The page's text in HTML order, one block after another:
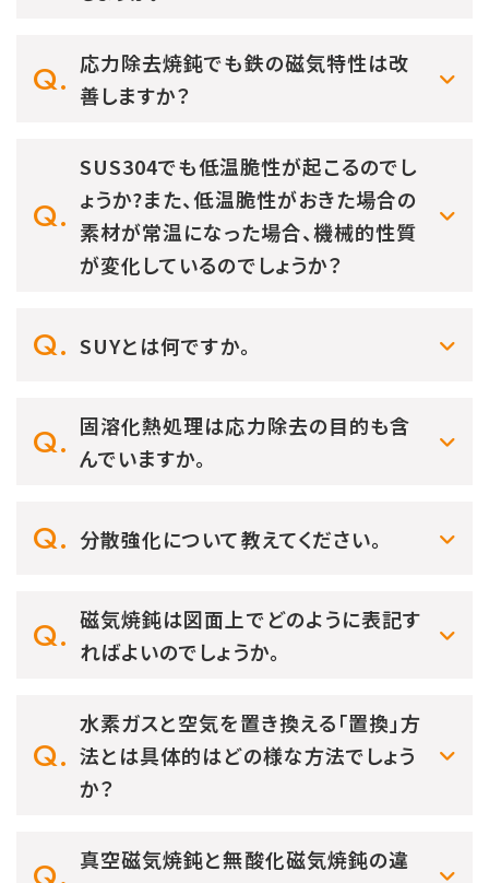
応力除去焼鈍でも鉄の磁気特性は改
善しますか？
SUS304でも低温脆性が起こるのでし
ょうか?また、低温脆性がおきた場合の
素材が常温になった場合、機械的性質
が変化しているのでしょうか？
SUYとは何ですか。
固溶化熱処理は応力除去の目的も含
んでいますか。
分散強化について教えてください。
磁気焼鈍は図面上でどのように表記す
ればよいのでしょうか。
水素ガスと空気を置き換える「置換」方
法とは具体的はどの様な方法でしょう
か？
真空磁気焼鈍と無酸化磁気焼鈍の違